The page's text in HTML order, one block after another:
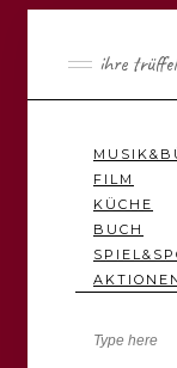
ihre
FILM
KÜCHE
BUCH